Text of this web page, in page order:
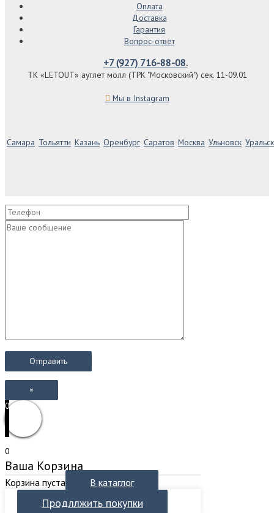
Оплата
Доставка
Гарантия
Вопрос-ответ
+7 (927) 716-88-08.
ТК «LETOUT» аутлет молл (ТРК "Московский") сек. 11-09.01
Мы в Instagram
Самара Тольятти Казань Оренбург Саратов Москва Ульновск Уральск
×
0
0
Ваша Корзина
Корзина пуста В катаглог
Продллжить покупки